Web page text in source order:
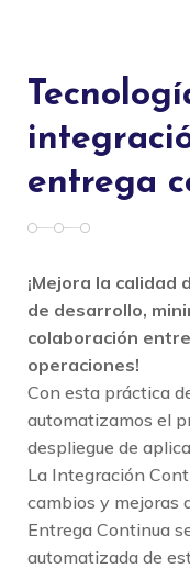
entrega
¡Mejora la
de desarrollo,
colaboración
operaciones!
Con esta práctica
automatizamos el
despliegue de
La Integración
cambios y mejoras
Entrega Continua
automatizada de